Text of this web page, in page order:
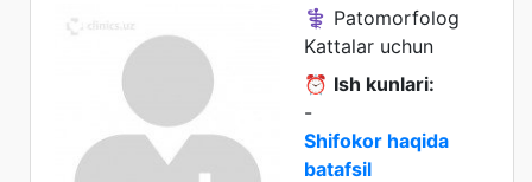
⚕️ Patomorfolog
Kattalar uchun
⏰ Ish kunlari:
-
Shifokor haqida
batafsil